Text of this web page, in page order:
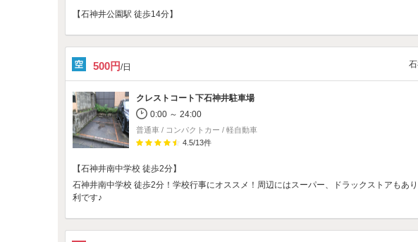
【石神井公園駅 徒歩14分】
500円/日
クレストコート下石神井駐車場
0:00 ～ 24:00
普通車 / コンパクトカー / 軽自動車
4.5/13件
【石神井南中学校 徒歩2分】
石神井南中学校 徒歩2分！学校行事にオススメ！周辺にはスーパー、ドラックストアもあ
利です♪